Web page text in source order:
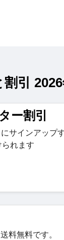
引
ー割引
サインアップ
れます
料無料です。